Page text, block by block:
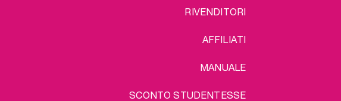
RIVENDITORI
AFFILIATI
MANUALE
SCONTO STUDENTESSE
LEGAL